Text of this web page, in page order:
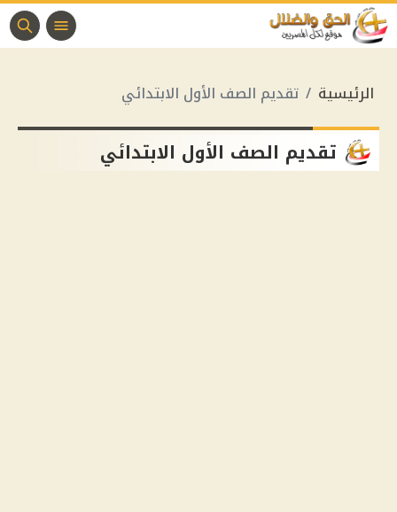
الرئيسية تقديم الصف الأول الابتدائي
تقديم الصف الأول الابتدائي